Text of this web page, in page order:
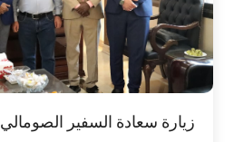
زيارة سعادة السفير الصومالي